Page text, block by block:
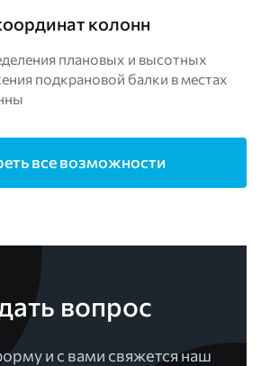
колонн
плановых и высотных
подкрановой балки в местах
все возможности
вопрос
и с вами свяжется наш